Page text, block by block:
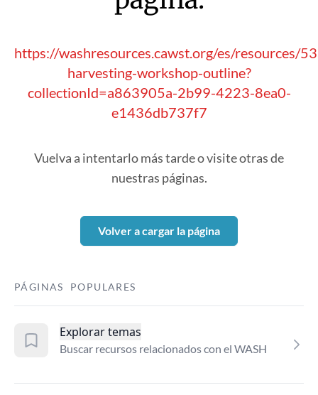
https://washresources.cawst.org/es/resources/
harvesting-workshop-outline?
collectionId=a863905a-2b99-4223-8ea0-
e1436db737f7
Vuelva a intentarlo más tarde o visite otras de
nuestras páginas.
Volver a cargar la página
PÁGINAS POPULARES
Explorar temas
Buscar recursos relacionados con el WASH